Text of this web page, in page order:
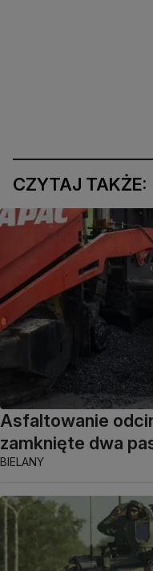
CZYTAJ TAKŻE:
Asfaltowanie
zamknięte dwa
BIELANY